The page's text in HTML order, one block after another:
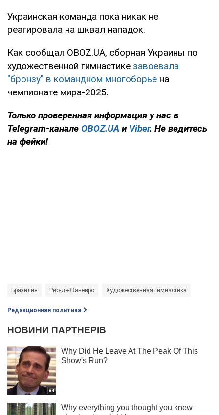
Украинская команда пока никак не
реагировала на шквал нападок.
Как сообщал OBOZ.UA, сборная Украины по
художественной гимнастике завоевала
"бронзу" в командном многоборье на
чемпионате мира-2025.
Только проверенная информация у нас в
Telegram-канале OBOZ.UA и Viber. Не ведитесь
на фейки!
Бразилия Рио-де-Жанейро Художественная гимнастика
Редакционная политика